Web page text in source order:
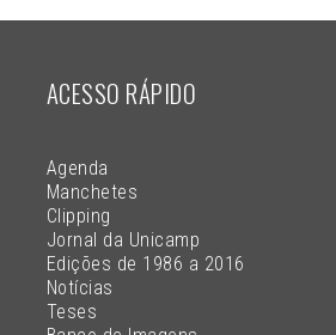
ACESSO RÁPIDO
Agenda
Manchetes
Clipping
Jornal da Unicamp
Edições de 1986 a 2016
Notícias
Teses